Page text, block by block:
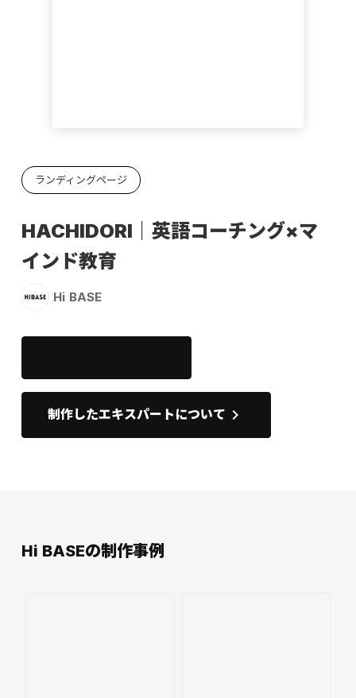
ランディングページ
HACHIDORI｜英語コーチング×マ
インド教育
Hi BASE
制作したエキスパートについて keyboard_arrow_right
Hi BASEの制作事例